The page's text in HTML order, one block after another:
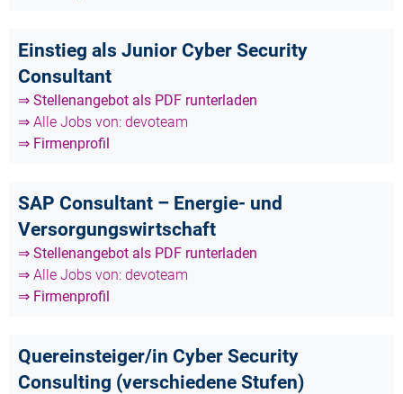
Einstieg als Junior Cyber Security
Consultant
⇒ Stellenangebot als PDF runterladen
⇒ Alle Jobs von: devoteam
⇒ Firmenprofil
SAP Consultant – Energie- und
Versorgungswirtschaft
⇒ Stellenangebot als PDF runterladen
⇒ Alle Jobs von: devoteam
⇒ Firmenprofil
Quereinsteiger/in Cyber Security
Consulting (verschiedene Stufen)